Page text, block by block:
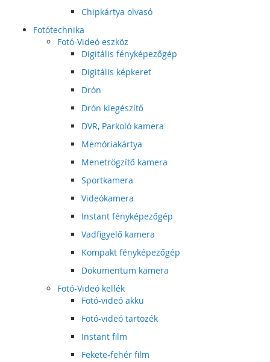
Chipkártya olvasó
Fotótechnika
Fotó-Videó eszköz
Digitális fényképezőgép
Digitális képkeret
Drón
Drón kiegészítő
DVR, Parkoló kamera
Memóriakártya
Menetrögzítő kamera
Sportkamera
Videókamera
Instant fényképezőgép
Vadfigyelő kamera
Kompakt fényképezőgép
Dokumentum kamera
Fotó-Videó kellék
Fotó-videó akku
Fotó-videó tartozék
Instant film
Fekete-fehér film